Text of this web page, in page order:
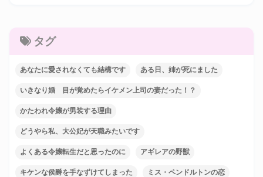
タグ
あなたに愛されなくても結構です ある日、姉が死にました
いきなり婚 目が覚めたらイケメン上司の妻だった！？
かたわれ令嬢が男装する理由
どうやら私、大公妃が天職みたいです
よくある令嬢転生だと思ったのに アギレアの野獣
キケンな侯爵を手なずけてしまった ミス・ペンドルトンの恋